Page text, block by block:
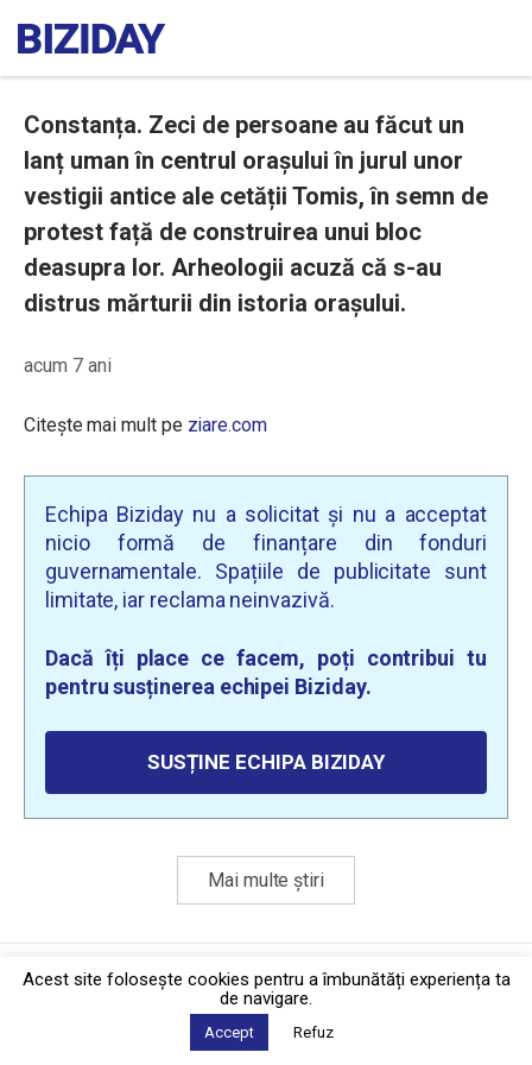
Constanța. Zeci de persoane au făcut un
lanț uman în centrul orașului în jurul unor
vestigii antice ale cetății Tomis, în semn de
protest față de construirea unui bloc
deasupra lor. Arheologii acuză că s-au
distrus mărturii din istoria orașului.
acum 7 ani
Citește mai mult pe ziare.com
Echipa Biziday nu a solicitat și nu a acceptat
nicio formă de finanțare din fonduri
guvernamentale. Spațiile de publicitate sunt
limitate, iar reclama neinvazivă.
Dacă îți place ce facem, poți contribui tu
pentru susținerea echipei Biziday.
SUSȚINE ECHIPA BIZIDAY
Mai multe știri
Politica de confidențialitate·Contact
2026 © Biziday
Acest site foloseşte cookies pentru a îmbunătăți experiența ta
de navigare.
Accept Refuz